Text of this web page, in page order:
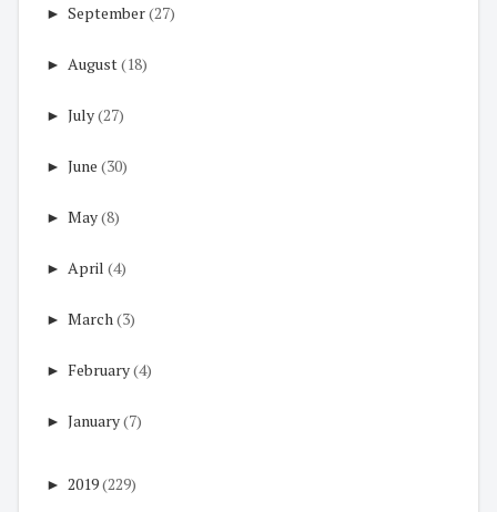
► September(27)
► August(18)
► July(27)
► June (30)
► May(8)
► April (4)
► March(3)
► February(4)
► January(7)
► 2019(229)